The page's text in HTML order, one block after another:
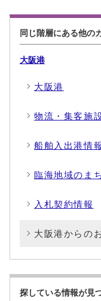
同じ階層にある他の
大阪港
大阪港
物流・集客施
船舶入出港情
臨海地域のま
入札契約情報
大阪港からの
探している情報が見